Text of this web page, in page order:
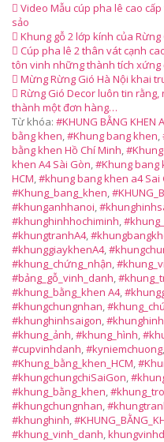
Video Mẫu cúp pha lê cao
sảo
Khung gỗ 2 lớp kính của Rừng
Cúp pha lê 2 thân vát cạnh
tôn vinh những thành tích xứng
Mừng Rừng Gió Hà Nội khai
Rừng Gió Decor luôn tin
thành một đơn hàng…
Từ khóa: #KHUNG BẰNG KHEN
bằng khen,#Khung bang khen,
bằng khen Hồ Chí Minh,
khen A4 Sài Gòn,#Khung bang
HCM,#khung bang khen a4 Sai
#Khung_bang_khen,
#khunganhhanoi,
#khunghinhhochiminh,
#khungtranhA4,
#khunggiaykhenA4,
#khung_chứng_nhận,
#bảng_gỗ_vinh_danh,
#khung_bằng_khen A4,
#khungchungnhan,
#khunghinhsaigon,
#khung_ảnh,#khung_hình,
#cupvinhdanh,#kyniemchuong,
#Khung_bằng_khen_HCM,
#khungchungchiSaiGon,
#khung_bằng_khen,
#khungchungnhan,
#khunghinh,
#khung_vinh_danh,